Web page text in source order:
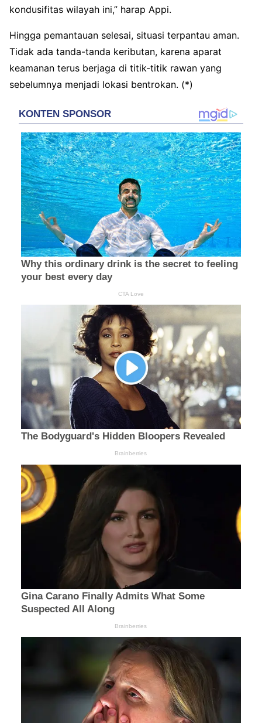
kondusifitas wilayah ini,” harap Appi.
Hingga pemantauan selesai, situasi terpantau aman.
Tidak ada tanda-tanda keributan, karena aparat
keamanan terus berjaga di titik-titik rawan yang
sebelumnya menjadi lokasi bentrokan. (*)